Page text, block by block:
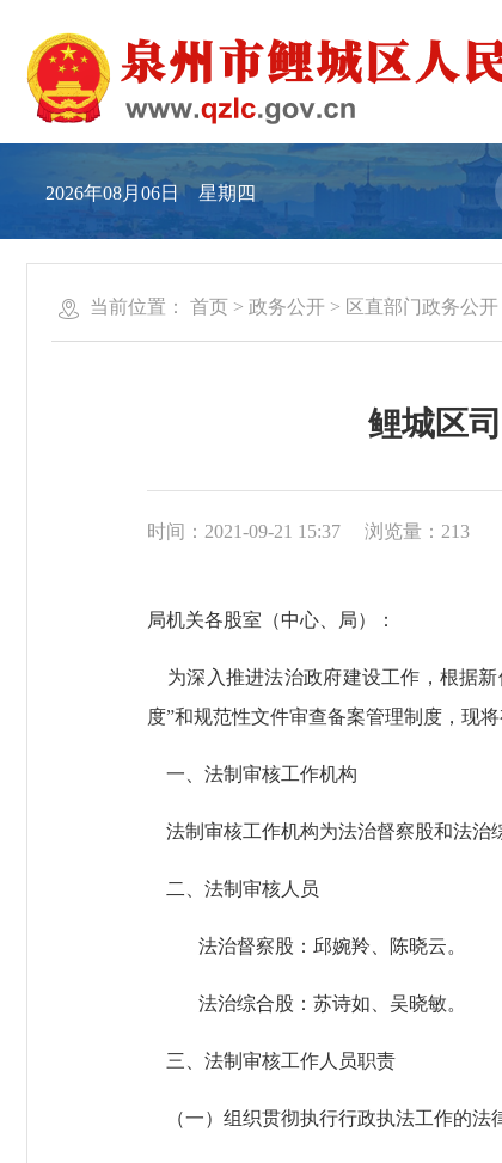
2026年08月06日 星期四
当前位置： 首页 > 政务公开 > 区直部门政务公开
鲤城区
时间：2021-09-21 15:37 浏览量： 213
局机关各股室（中心、局）：
为深入推进法治政府建设工作，根据新
度”和规范性文件审查备案管理制度，现
一、法制审核工作机构
法制审核工作机构为法治督察股和法治
二、法制审核人员
法治督察股：邱婉羚、陈晓云。
法治综合股：苏诗如、吴晓敏。
三、法制审核工作人员职责
（一）组织贯彻执行行政执法工作的法